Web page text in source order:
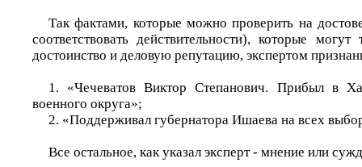
Так фактами, которые можно проверить на
соответствовать действительности), которые
достоинство и деловую репутацию, экспертом
1. «Чечеватов Виктор Степанович. Прибыл в
военного округа»;
2. «Поддерживал губернатора Ишаева на всех
Все остальное, как указал эксперт - мнение или